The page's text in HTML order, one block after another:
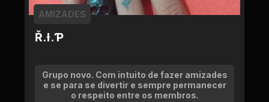
Ř.Ɨ.Ƥ
AMIZADES
Grupo novo. Com intuito de fazer amizades
e se para se divertir e sempre permanecer
o respeito entre os membros.